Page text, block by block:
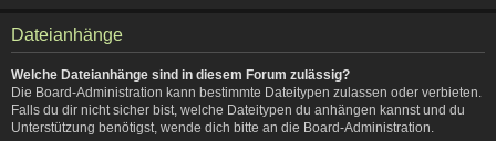
Dateianhänge
Welche Dateianhänge sind in diesem Forum zulässig?
Die Board-Administration kann bestimmte Dateitypen zulassen oder verbieten.
Falls du dir nicht sicher bist, welche Dateitypen du anhängen kannst und du
Unterstützung benötigst, wende dich bitte an die Board-Administration.